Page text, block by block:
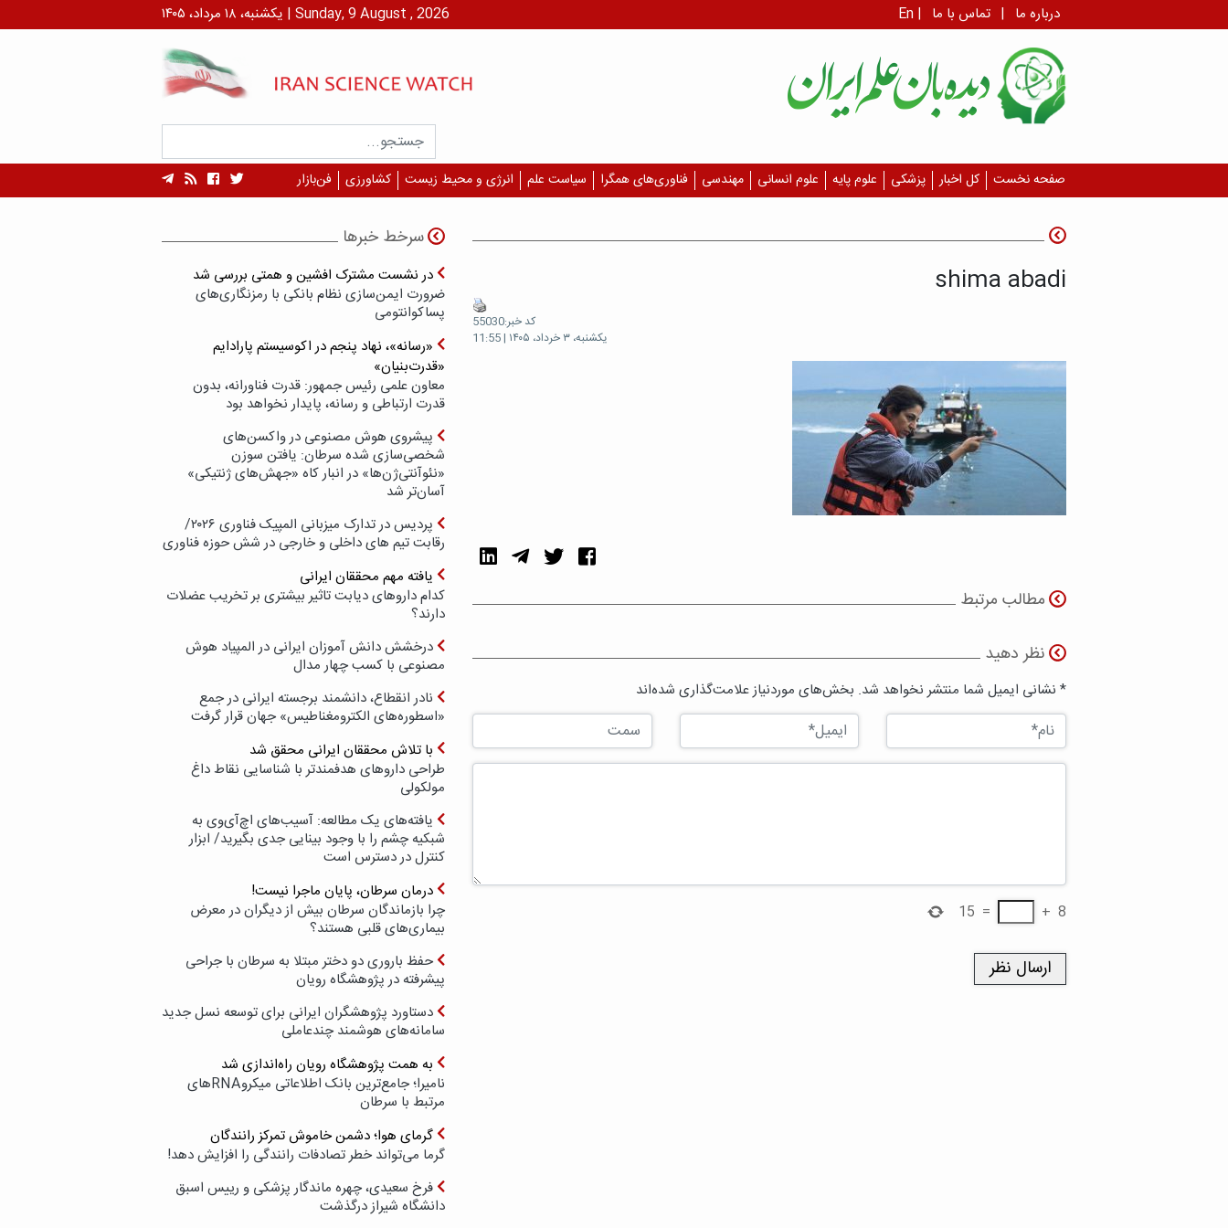
یکشنبه، ۱۸ مرداد، ۱۴۰۵ | Sunday, 9 August , 2026 En | درباره ما | تماس با ما
صفحه نخست کل اخبار پزشکی علوم پایه علوم انسانی مهندسی فناوری‌های همگرا سیاست علم انرژی و محیط زیست کشاورزی فن‌بازار
shima abadi
کد خبر:55030
یکشنبه، ۳ خرداد، ۱۴۰۵ | 11:55
مطالب مرتبط
نظر دهید
* نشانی ایمیل شما منتشر نخواهد شد. بخش‌های موردنیاز علامت‌گذاری شده‌اند
8
+
=
15
سرخط خبرها
در نشست مشترک افشین و همتی بررسی شد
ضرورت ایمن‌سازی نظام بانکی با رمزنگاری‌های
پسا‌کوانتومی
«رسانه»، نهاد پنجم در اکوسیستم پارادایم
«قدرت‌بنیان»
معاون علمی رئیس جمهور: قدرت فناورانه، بدون
قدرت ارتباطی و رسانه، پایدار نخواهد بود
پیشروی هوش مصنوعی در واکسن‌های
شخصی‌سازی شده سرطان: یافتن سوزن
«نئوآنتی‌ژن‌ها» در انبار کاه «جهش‌های ژنتیکی»
آسان‌تر شد
پردیس در تدارک میزبانی المپیک فناوری ۲۰۲۶/
رقابت تیم های داخلی و خارجی در شش حوزه فناوری
یافته مهم محققان ایرانی
کدام داروهای دیابت تاثیر بیشتری بر تخریب عضلات
دارند؟
درخشش دانش آموزان ایرانی در المپیاد هوش
مصنوعی با کسب چهار مدال
نادر انقطاع، دانشمند برجسته ایرانی در جمع
«اسطوره‌های الکترومغناطیس» جهان قرار گرفت
با تلاش محققان ایرانی محقق شد
طراحی داروهای هدفمندتر با شناسایی نقاط داغ
مولکولی
یافته‌های یک مطالعه: آسیب‌های اچ‌آی‌وی به
شبکیه چشم را با وجود بینایی جدی بگیرید/ ابزار
کنترل در دسترس است
درمان سرطان، پایان ماجرا نیست!
چرا بازماندگان سرطان بیش از دیگران در معرض
بیماری‌های قلبی هستند؟
حفظ باروری دو دختر مبتلا به سرطان با جراحی
پیشرفته در پژوهشگاه رویان
دستاورد پژوهشگران ایرانی برای توسعه نسل جدید
سامانه‌های هوشمند چندعاملی
به همت پژوهشگاه رویان راه‌اندازی شد
نامیرا؛ جامع‌ترین بانک اطلاعاتی میکروRNAهای
مرتبط با سرطان
گرمای هوا؛ دشمن خاموش تمرکز رانندگان
گرما می‌تواند خطر تصادفات رانندگی را افزایش دهد!
فرخ سعیدی، چهره ماندگار پزشکی و رییس اسبق
دانشگاه شیراز درگذشت